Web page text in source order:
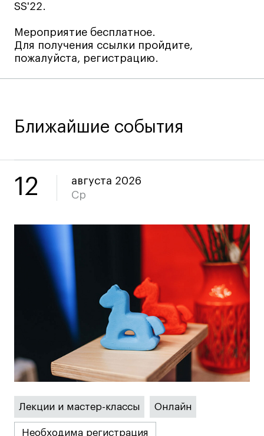
Фотография
Все программы
Техникум
Графический дизайнер
Технолог-конструктор одежды
Коммерческий фотограф
Все программы
Для школьников
Интенсивы
Среднесрочные
Долгосрочные
Все программы
Новости
События
Преподаватели
SS'22.
Мероприятие бесплатное.
Для получения ссылки пройдите,
пожалуйста, регистрацию.
Ближайшие события
12
августа 2026
Ср
Лекции и мастер-классы Онлайн
Необходима регистрация